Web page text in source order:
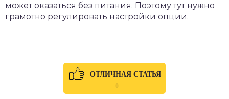
может оказаться без питания. Поэтому тут нужно
грамотно регулировать настройки опции.
ОТЛИЧНАЯ СТАТЬЯ
0